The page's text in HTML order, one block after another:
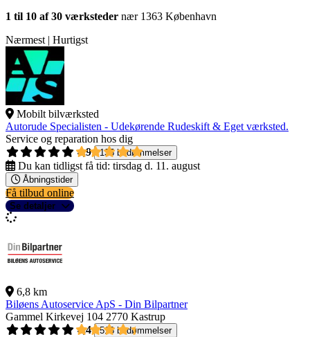
1 til 10 af 30 værksteder nær 1363 København
Nærmest | Hurtigst
Mobilt bilværksted
Autorude Specialisten - Udekørende Rudeskift & Eget værksted.
Service og reparation hos dig
4,9
135 bedømmelser
Du kan tidligst få tid: tirsdag d. 11. august
Åbningstider
Få tilbud online
Se detaljer
6,8 km
Biløens Autoservice ApS - Din Bilpartner
Gammel Kirkevej 104 2770 Kastrup
4,4
518 bedømmelser